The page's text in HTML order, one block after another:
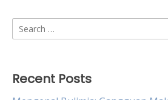
Search
for:
Recent Posts